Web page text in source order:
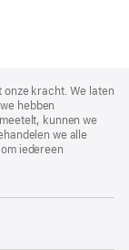
onze kracht. We laten
hebben
kunnen we
we alle
iedereen